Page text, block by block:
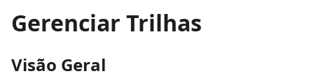
Gerenciar Trilhas
Visão Geral